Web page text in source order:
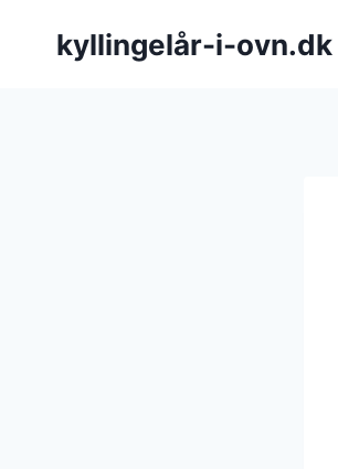
kyllingelår-i-ovn.dk